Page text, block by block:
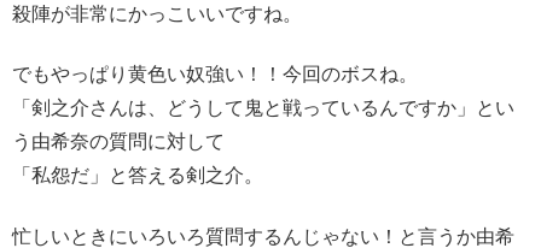
殺陣が非常にかっこいいですね。
でもやっぱり黄色い奴強い！！今回のボスね。
「剣之介さんは、どうして鬼と戦っているんですか」とい
う由希奈の質問に対して
「私怨だ」と答える剣之介。
忙しいときにいろいろ質問するんじゃない！と言うか由希